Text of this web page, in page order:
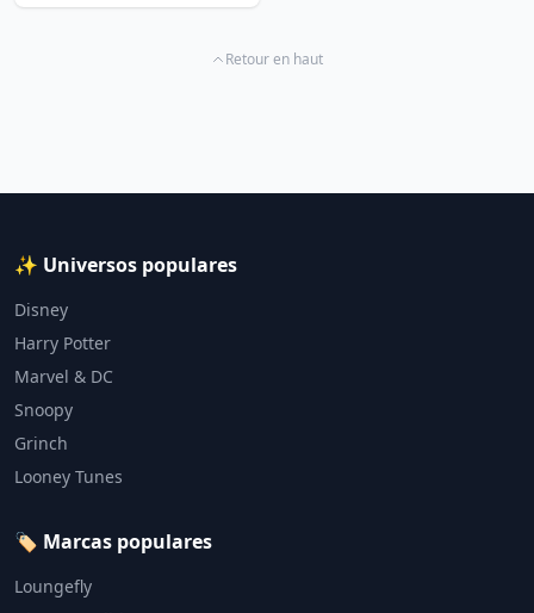
Retour en haut
✨ Universos populares
Disney
Harry Potter
Marvel & DC
Snoopy
Grinch
Looney Tunes
🏷️ Marcas populares
Loungefly